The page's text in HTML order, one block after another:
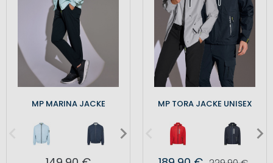
MP MARINA JACKE MP TORA JACKE UNISEX